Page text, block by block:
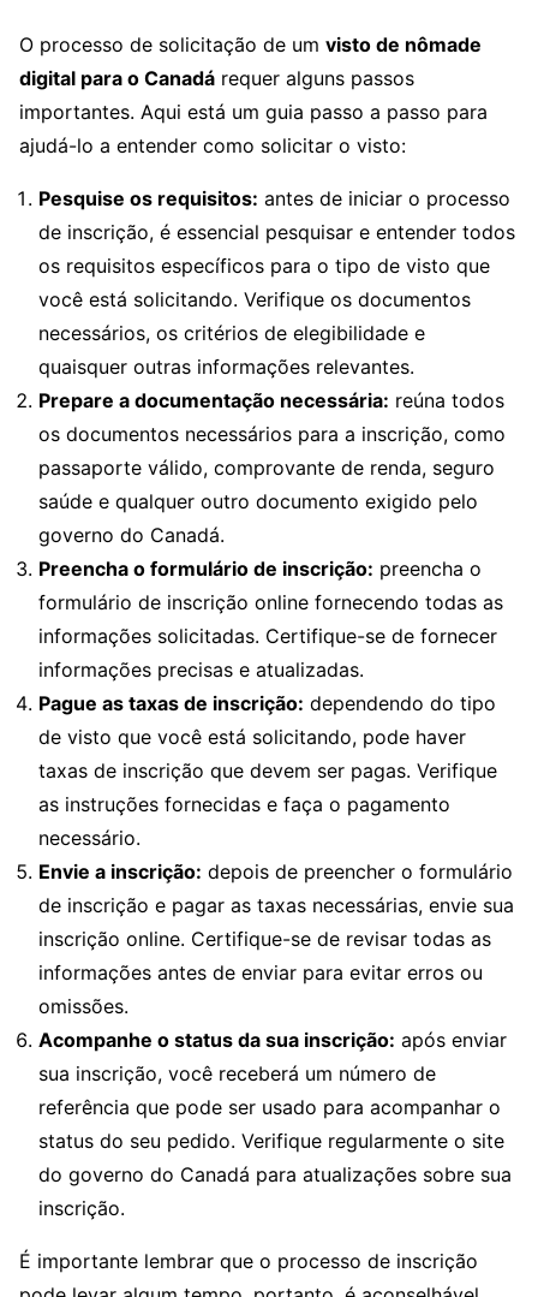
O processo de solicitação de um visto de nômade
digital para o Canadá requer alguns passos
importantes. Aqui está um guia passo a passo para
ajudá-lo a entender como solicitar o visto:
Pesquise os requisitos: antes de iniciar o processo
de inscrição, é essencial pesquisar e entender todos
os requisitos específicos para o tipo de visto que
você está solicitando. Verifique os documentos
necessários, os critérios de elegibilidade e
quaisquer outras informações relevantes.
Prepare a documentação necessária: reúna todos
os documentos necessários para a inscrição, como
passaporte válido, comprovante de renda, seguro
saúde e qualquer outro documento exigido pelo
governo do Canadá.
Preencha o formulário de inscrição: preencha o
formulário de inscrição online fornecendo todas as
informações solicitadas. Certifique-se de fornecer
informações precisas e atualizadas.
Pague as taxas de inscrição: dependendo do tipo
de visto que você está solicitando, pode haver
taxas de inscrição que devem ser pagas. Verifique
as instruções fornecidas e faça o pagamento
necessário.
Envie a inscrição: depois de preencher o formulário
de inscrição e pagar as taxas necessárias, envie sua
inscrição online. Certifique-se de revisar todas as
informações antes de enviar para evitar erros ou
omissões.
Acompanhe o status da sua inscrição: após enviar
sua inscrição, você receberá um número de
referência que pode ser usado para acompanhar o
status do seu pedido. Verifique regularmente o site
do governo do Canadá para atualizações sobre sua
inscrição.
É importante lembrar que o processo de inscrição